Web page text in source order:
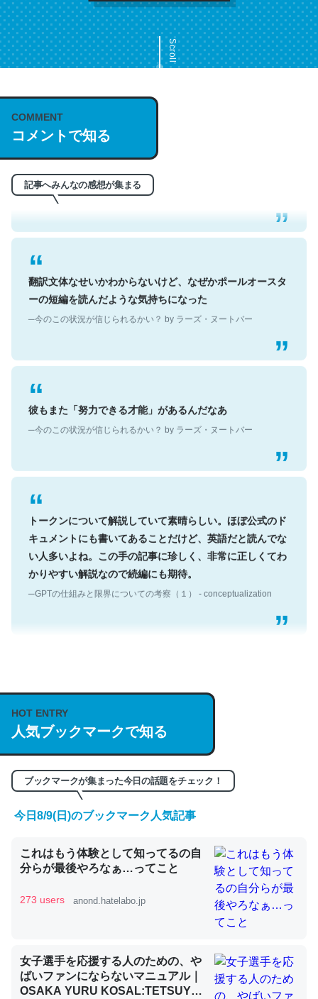
Scroll
COMMENT
コメントで知る
記事へみんなの感想が集まる
これは名文。彼はとてもクレバーなんだろうなと凄く思
う。英語少しでも読める人は原文もお勧め。自分はこの流
─今のこの状況が信じられるかい？ by ラーズ・ヌートバー
翻訳文体なせいかわからないけど、なぜかポールオースタ
ーの短編を読んだような気持ちになった
彼もまた「努力できる才能」があるんだなあ
トークンについて解説していて素晴らしい。ほぼ公式のド
キュメントにも書いてあることだけど、英語だと読んでな
い人多いよね。この手の記事に珍しく、非常に正しくてわ
かりやすい解説なので続編にも期待。
説してる記事が少ないので貴重な良記事。/続編来た
https://isobe324649.hatenablog.com/entry/2023/03/27
/064121
─GPTの仕組みと限界についての考察（１） - conceptualization
くらい。小説でいう「ずっと前の伏線」は回収されないけ
ど、短期記憶というには多い分量。進化すればするほど分
かりやすく強くなりそう
HOT ENTRY
人気ブックマークで知る
ブックマークが集まった今日の話題をチェック！
今日8/9(日)のブックマーク人気記事
これはもう体験として知ってるの自
分らが最後やろなぁ…ってこと
273 users anond.hatelabo.jp
女子選手を応援する人のための、や
ばいファンにならないマニュアル｜
OSAKA YURU KOSAL:TETSUYA